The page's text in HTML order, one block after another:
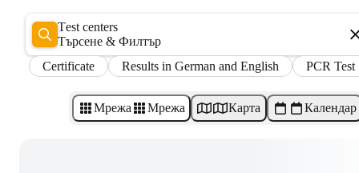
Test centers
Търсене & Филтър
Certificate
Results in German and English PCR Test
Мрежа Мрежа Карта Календар